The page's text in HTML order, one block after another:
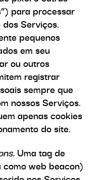
para processar
Serviços.
pequenos
em seu
ou outros
registrar
sempre que
nossos Serviços.
apenas cookies
do site.
Uma tag de
web beacon)